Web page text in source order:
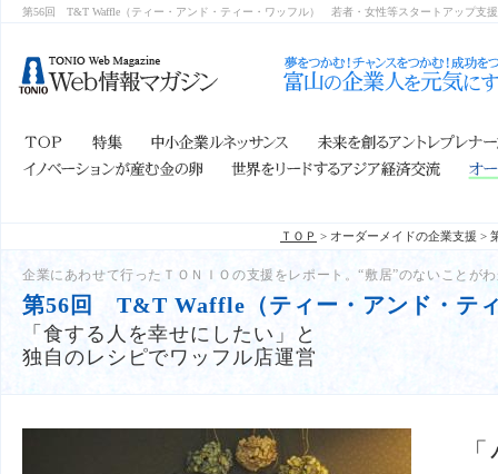
第56回 T&T Waffle（ティー・アンド・ティー・ワッフル） 若者・女性等スタートアップ支
ＴＯＰ > オーダーメイドの企業支援 >
企業にあわせて行ったＴＯＮＩＯの支援をレポート。“敷居”のないことが
第56回 T&T Waffle（ティー・アンド・テ
「食する人を幸せにしたい」と
独自のレシピでワッフル店運営
「